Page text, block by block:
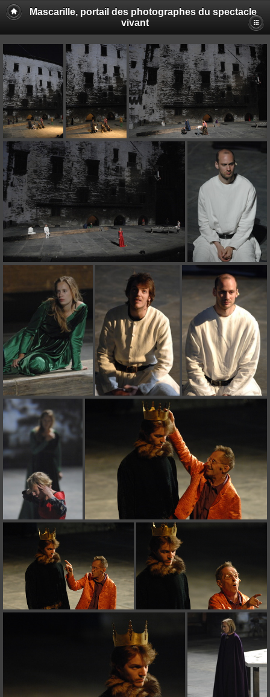
Mascarille, portail des photographes du spectacle
vivant